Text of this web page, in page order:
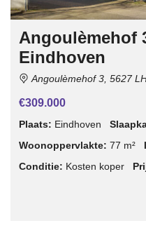
Angoulèmehof
Eindhoven
Angoulèmehof 3, 5627
€309.000
Plaats: Eindhoven
Woonoppervlakte: 77 m²
Conditie: Kosten koper